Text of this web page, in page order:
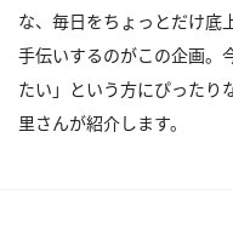
な、毎日をちょっとだけ底
手伝いするのがこの企画。
たい」という方にぴったり
里さんが紹介します。